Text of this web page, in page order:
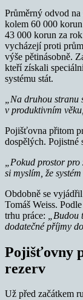
Průměrný odvod
kolem 60 000
43 000 korun za
vycházejí proti
výše pětinásobně.
kteří získali
systému stát.
„Na druhou
v produktivním
Pojišťovna přitom
dospělých. Pojistné
„Pokud prostor
si myslím, že
Obdobně se
Tomáš Weiss.
trhu práce:
dodatečné příjmy
Pojišťovny
rezerv
Už před začátkem